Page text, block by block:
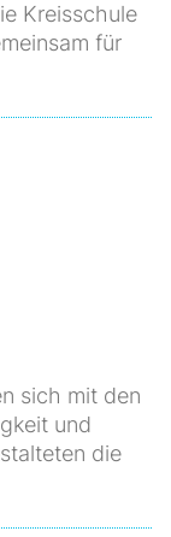
Kreisschule
für
sich mit den
und
die